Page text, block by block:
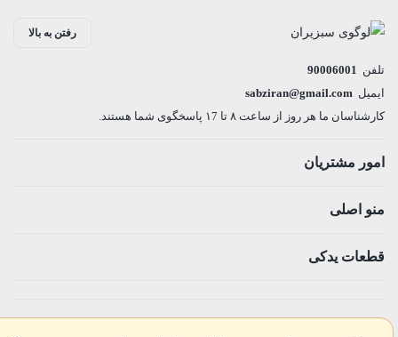
رفتن به بالا
تلفن 90006001
ایمیل sabziran@gmail.com
کارشناسان ما هر روز از ساعت ۸ تا ۱7 پاسخگوی شما هستند.
امور مشتریان
منو اصلی
قطعات یدکی